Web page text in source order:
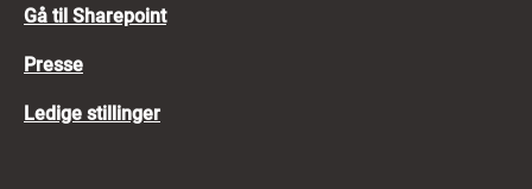
Gå til Sharepoint
Presse
Ledige stillinger